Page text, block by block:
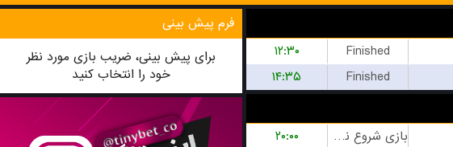
Finished
۱۲:۳۰
Finished
۱۴:۳۵
بازی شروع نشده است
۲۰:۰۰
فرم پیش بینی
برای پیش بینی، ضریب بازی مورد نظر
خود را انتخاب کنید